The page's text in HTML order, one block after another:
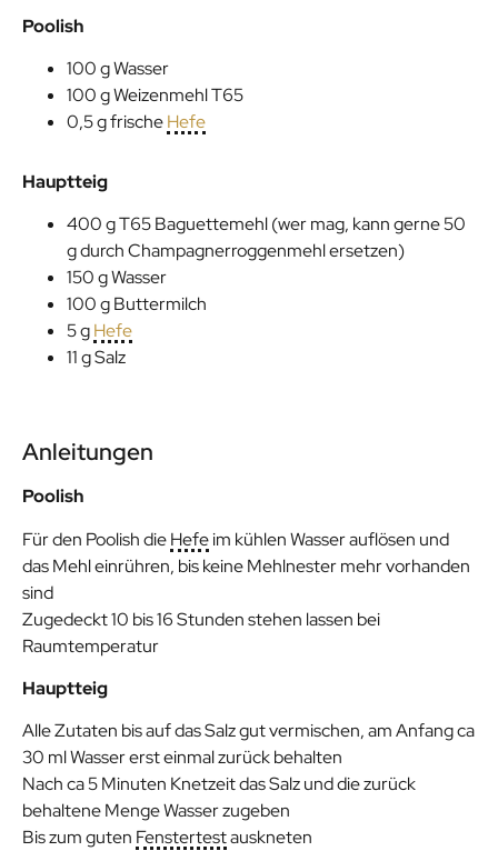
Poolish
100 g Wasser
100 g Weizenmehl T65
0,5 g frischeHefe
Hauptteig
400 g T65 Baguettemehl (wer mag, kann gerne 50
g durch Champagnerroggenmehl ersetzen)
150 g Wasser
100 g Buttermilch
5 gHefe
11 g Salz
Anleitungen
Poolish
Für den Poolish dieHefeim kühlen Wasser auflösen und
das Mehl einrühren, bis keine Mehlnester mehr vorhanden
sind
Zugedeckt 10 bis 16 Stunden stehen lassen bei
Raumtemperatur
Hauptteig
Alle Zutaten bis auf das Salz gut vermischen, am Anfang ca
30 ml Wasser erst einmal zurück behalten
Nach ca 5 Minuten Knetzeit das Salz und die zurück
behaltene Menge Wasser zugeben
Bis zum guten Fenstertestauskneten